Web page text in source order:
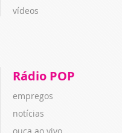
vídeos
Rádio POP
empregos
notícias